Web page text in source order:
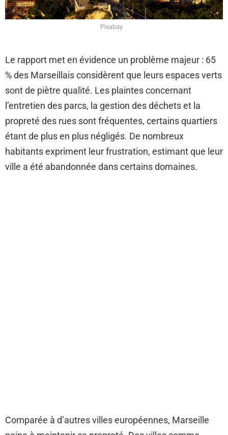
Pixabay
Le rapport met en évidence un problème majeur : 65
% des Marseillais considèrent que leurs espaces verts
sont de piètre qualité. Les plaintes concernant
l’entretien des parcs, la gestion des déchets et la
propreté des rues sont fréquentes, certains quartiers
étant de plus en plus négligés. De nombreux
habitants expriment leur frustration, estimant que leur
ville a été abandonnée dans certains domaines.
Comparée à d’autres villes européennes, Marseille